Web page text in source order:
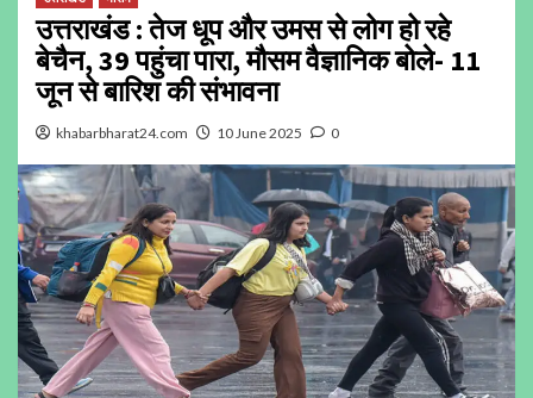
उत्तराखंड : तेज धूप और उमस से लोग हो रहे
बेचैन, 39 पहुंचा पारा, मौसम वैज्ञानिक बोले- 11
जून से बारिश की संभावना
khabarbharat24.com 10 June 2025 0